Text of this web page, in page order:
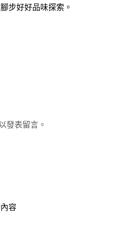
步好好品味探索。
發表留言。
容